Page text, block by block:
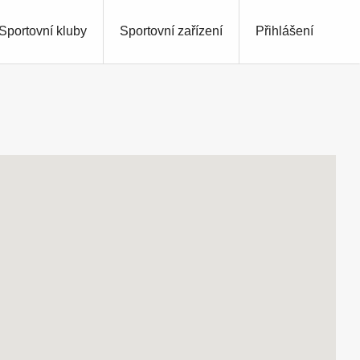
Přihlášení
kluby Sportovní zařízení